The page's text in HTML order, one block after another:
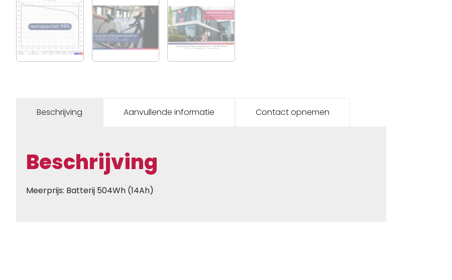
Beschrijving Aanvullende informatie Contact opnemen
Beschrijving
Meerprijs: Batterij 504Wh (14Ah)